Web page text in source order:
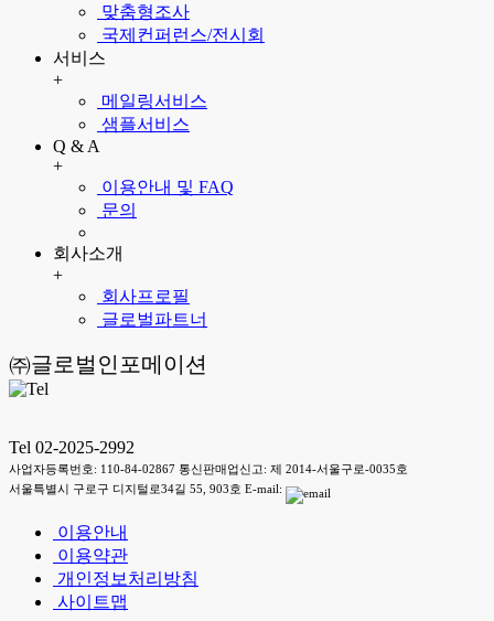
맞춤형조사
국제컨퍼런스/전시회
서비스
+
메일링서비스
샘플서비스
Q & A
+
이용안내 및 FAQ
문의
회사소개
+
회사프로필
글로벌파트너
㈜글로벌인포메이션
Tel 02-2025-2992
사업자등록번호: 110-84-02867 통신판매업신고: 제 2014-서울구로-0035호
서울특별시 구로구 디지털로34길 55, 903호 E-mail:
이용안내
이용약관
개인정보처리방침
사이트맵